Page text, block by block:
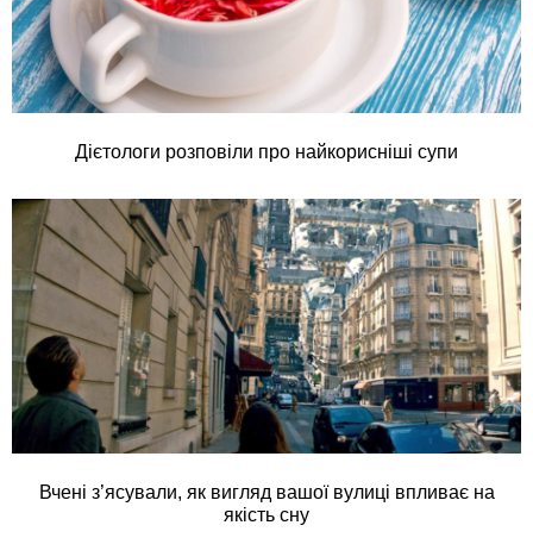
Дієтологи розповіли про найкорисніші супи
Вчені з’ясували, як вигляд вашої вулиці впливає на
якість сну